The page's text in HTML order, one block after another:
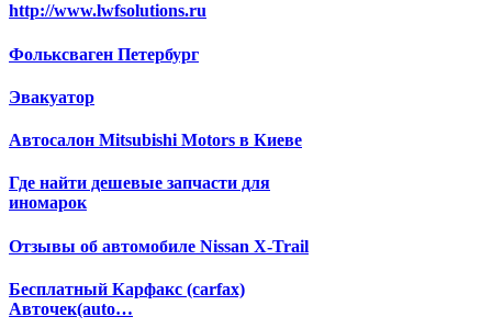
http://www.lwfsolutions.ru
Фольксваген Петербург
Эвакуатор
Автосалон Mitsubishi Motors в Киеве
Где найти дешевые запчасти для
иномарок
Отзывы об автомобиле Nissan X-Trail
Бесплатный Карфакс (carfax)
Авточек(auto…